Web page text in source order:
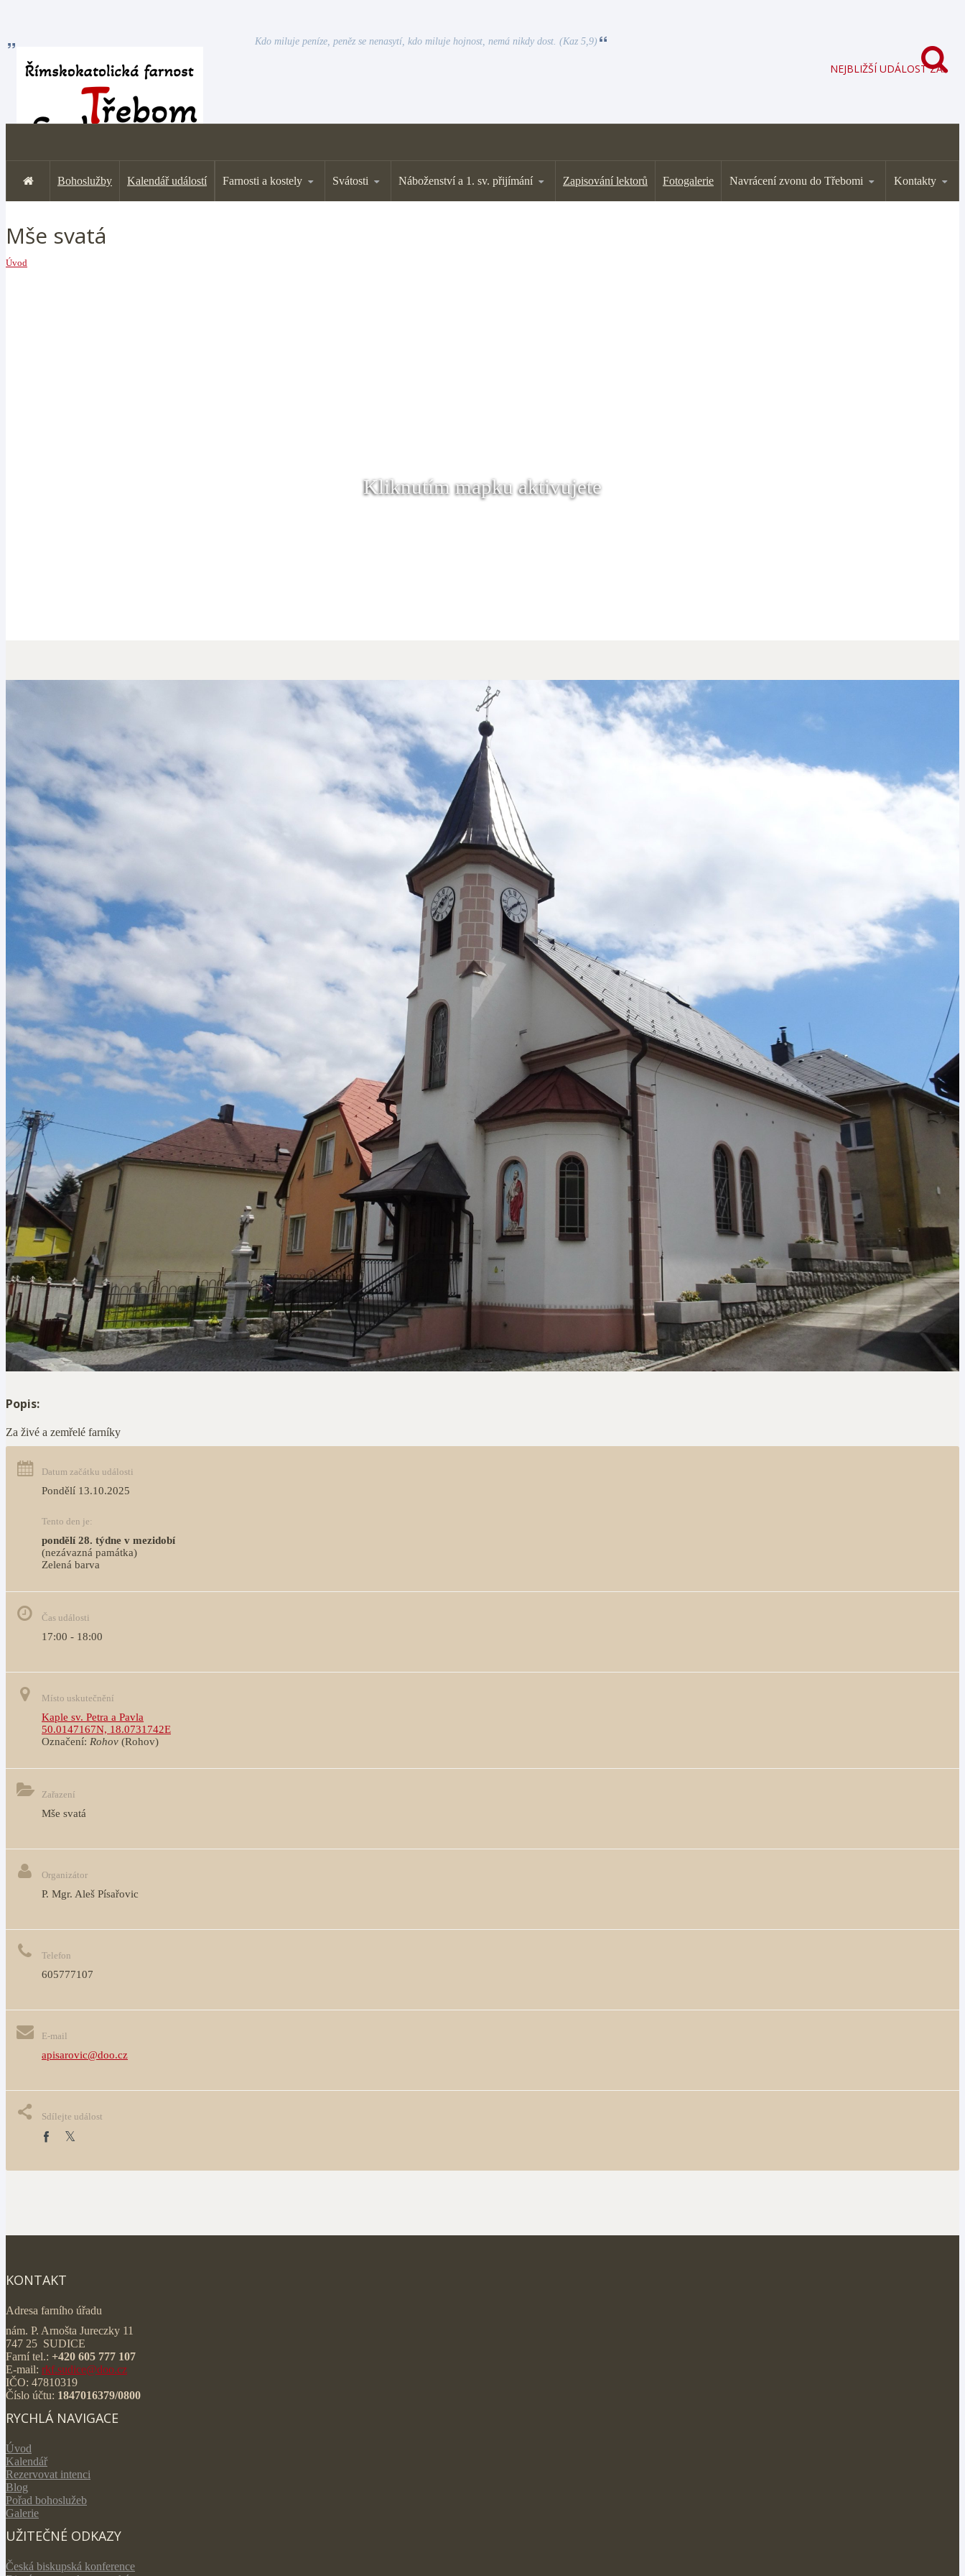
Kdo miluje peníze, peněz se nenasytí, kdo miluje hojnost, nemá nikdy dost. (Kaz 5,9)
NEJBLIŽŠÍ UDÁLOST ZA:
Bohoslužby Kalendář událostí Farnosti a kostely Svátosti Náboženství a 1. sv. přijímání Zapisování lektorů Fotogalerie Navrácení zvonu do Třebomi Kontakty
Mše svatá
Úvod
Kliknutím mapku aktivujete
Popis:
Za živé a zemřelé farníky
Datum začátku události
Pondělí 13.10.2025
Tento den je:
pondělí 28. týdne v mezidobí
(nezávazná památka)
Zelená barva
Čas události
17:00 - 18:00
Místo uskutečnění
Kaple sv. Petra a Pavla
50.0147167N, 18.0731742E
Označení: Rohov (Rohov)
Zařazení
Mše svatá
Organizátor
P. Mgr. Aleš Písařovic
Telefon
605777107
E-mail
apisarovic@doo.cz
Sdílejte událost
KONTAKT
Adresa farního úřadu
nám. P. Arnošta Jureczky 11
747 25 SUDICE
Farní tel.: +420 605 777 107
E-mail: rkf.sudice@doo.cz
IČO: 47810319
Číslo účtu: 1847016379/0800
RYCHLÁ NAVIGACE
Úvod
Kalendář
Rezervovat intenci
Blog
Pořad bohoslužeb
Galerie
UŽITEČNÉ ODKAZY
Česká biskupská konference